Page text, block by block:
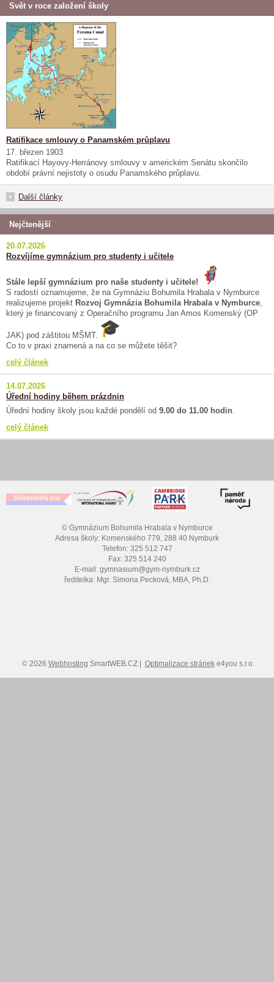
Svět v roce založení školy
Ratifikace smlouvy o Panamském průplavu
17. březen 1903
Ratifikací Hayovy-Herránovy smlouvy v americkém Senátu skončilo
období právní nejistoty o osudu Panamského průplavu.
Další články
Nejčtenější
20.07.2026
Rozvíjíme gymnázium pro studenty i učitele
Stále lepší gymnázium pro naše studenty i učitele!
S radostí oznamujeme, že na Gymnáziu Bohumila Hrabala v Nymburce
realizujeme projekt Rozvoj Gymnázia Bohumila Hrabala v Nymburce
který je financovaný z Operačního programu Jan Amos Komenský (OP
JAK) pod záštitou MŠMT.
Co to v praxi znamená a na co se můžete těšit?
celý článek
14.07.2026
Úřední hodiny během prázdnin
Úřední hodiny školy jsou každé pondělí od 9.00 do 11.00 hodin
celý článek
© Gymnázium Bohumila Hrabala v Nymburce
Adresa školy: Komenského 779, 288 40 Nymburk
Telefon: 325 512 747
Fax: 325 514 240
E-mail: gymnasium@gym-nymburk.cz
ředitelka: Mgr. Simona Pecková, MBA, Ph.D.
© 2026 Webhosting SmartWEB.CZ | Optimalizace stráneke4you s.r.o.